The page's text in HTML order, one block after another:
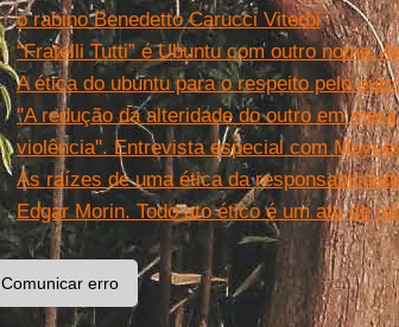
o rabino Benedetto Carucci Viterbi
“Fratelli Tutti” é Ubuntu com outro nome.
A ética do ubuntu para o respeito pelo
''A redução da alteridade do outro em
violência''. Entrevista especial com
As raízes de uma ética da
Edgar Morin. Todo ato ético é um ato de
Comunicar erro